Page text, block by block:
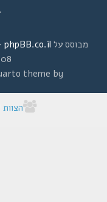
מבוסס עלphpBB.co.il - פורומים בעברית
2008 - phpBB.co.il.
Quarto theme by
הצוות